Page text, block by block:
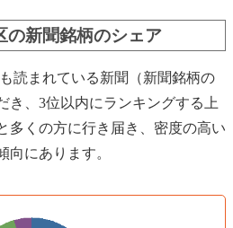
の新聞銘柄のシェア
読まれている新聞（新聞銘柄の
き、3位以内にランキングする上
多くの方に行き届き、密度の高い
向にあります。